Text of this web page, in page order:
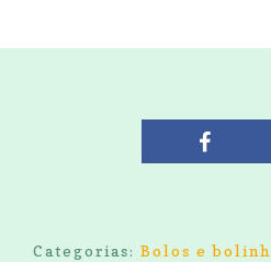
Categorias:Bolos e